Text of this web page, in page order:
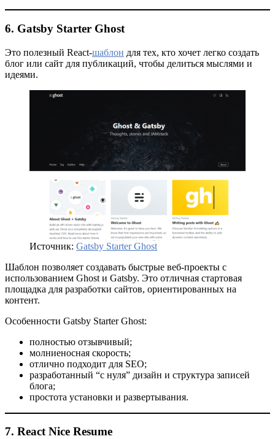
6. Gatsby Starter Ghost
Это полезный React-шаблон для тех, кто хочет легко создать
блог или сайт для публикаций, чтобы делиться мыслями и
идеями.
Источник: Gatsby Starter Ghost
Шаблон позволяет создавать быстрые веб-проекты с
использованием Ghost и Gatsby. Это отличная стартовая
площадка для разработки сайтов, ориентированных на
контент.
Особенности Gatsby Starter Ghost:
полностью отзывчивый;
молниеносная скорость;
отлично подходит для SEO;
разработанный “с нуля” дизайн и структура записей
блога;
простота установки и развертывания.
7. React Nice Resume